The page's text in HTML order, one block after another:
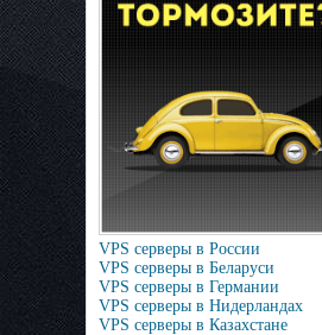
VPS серверы в России
VPS серверы в Беларуси
VPS серверы в Германии
VPS серверы в Нидерландах
VPS серверы в Казахстане